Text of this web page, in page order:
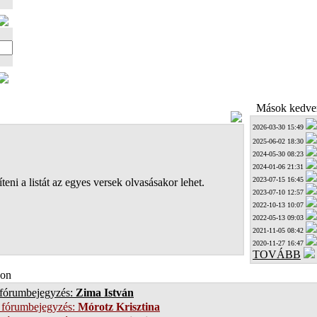
a listát az egyes versek olvasásakor lehet.
Mások
2026-03-30 15:49
2025-06-02 18:30
2024-05-30 08:23
2024-01-06 21:31
2023-07-15 16:45
2023-07-10 12:57
2022-10-13 10:07
2022-05-13 09:03
2021-11-05 08:42
2020-11-27 16:47
TOVÁBB
Zima István
Mórotz Krisztina